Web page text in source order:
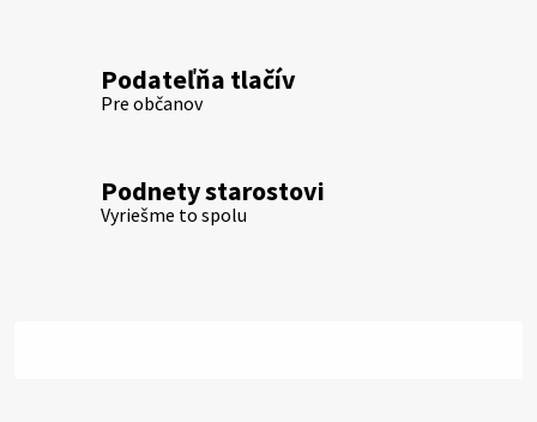
Podateľňa tlačív
Pre občanov
Podnety starostovi
Vyriešme to spolu